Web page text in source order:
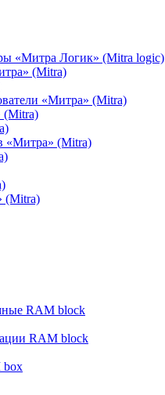
«Митра Логик» (Mitra logic)
(Mitra)
«Митра» (Mitra)
(Mitra)
«Митра» (Mitra)
(Mitra)
RAM block
RAM block
box